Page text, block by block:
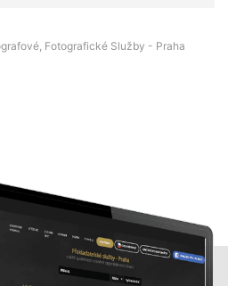
Fotografické Služby - Praha